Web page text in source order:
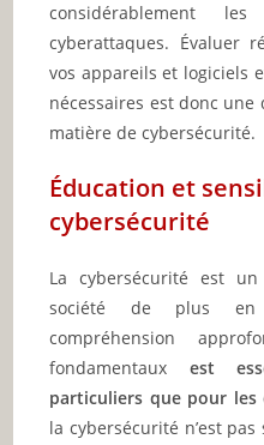
considérablement
cyberattaques. Évaluer
vos appareils et logiciels
nécessaires est donc
matière de cybersécurité.
Éducation et
cybersécurité
La cybersécurité est
société de plus en
compréhension
fondamentaux est
particuliers que pour les
la cybersécurité n’est